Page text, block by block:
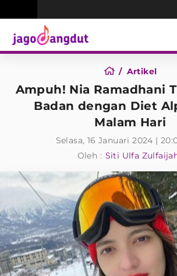
Artikel
Ampuh! Nia Ramadhani
Badan dengan Diet
Malam Hari
Selasa, 16 Januari 2024 |
Oleh : Siti Ulfa